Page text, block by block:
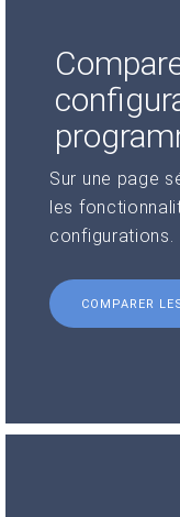
Sur une page
les
configurations.
COMPARER